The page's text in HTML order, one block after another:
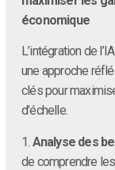
économique
L’intégration de
une approche
clés pour
d’échelle.
1. Analyse des
de comprendre